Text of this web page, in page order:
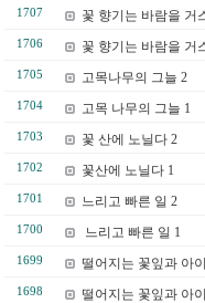
1707 꽃 향기는 바람을 거
1706 꽃 향기는 바람을 거
1705 고목나무의 그늘 2
1704 고목 나무의 그늘 1
1703 꽃 산에 노닐다 2
1702 꽃산에 노닐다 1
1701 느리고 빠른 일 2
1700 느리고 빠른 일 1
1699 떨어지는 꽃잎과 아
1698 떨어지는 꽃잎과 아